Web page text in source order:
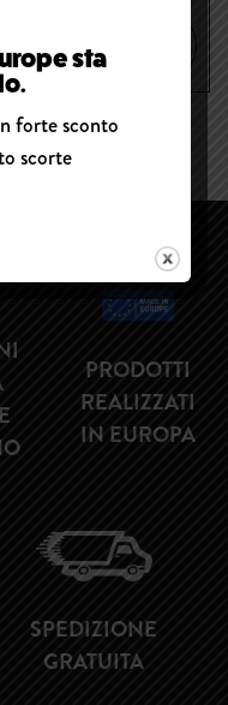
PRODOTTO
PRODOTTI
REALIZZATI
IN EUROPA
SPEDIZIONE
GRATUITA
sta
forte sconto
scorte